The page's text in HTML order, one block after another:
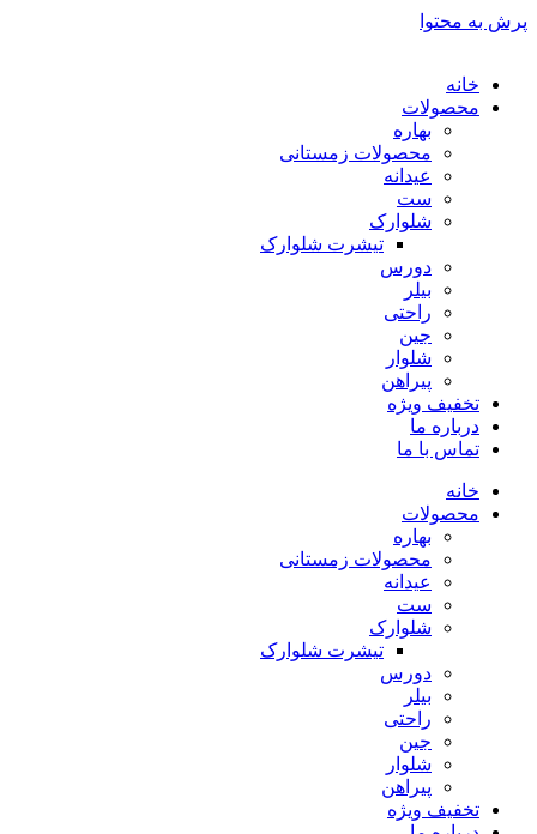
پرش به محتوا
خانه
محصولات
بهاره
محصولات زمستانی
عیدانه
ست
شلوارک
تیشرت شلوارک
دورس
بیلر
راحتی
جین
شلوار
پیراهن
تخفیف ویژه
درباره ما
تماس با ما
خانه
محصولات
بهاره
محصولات زمستانی
عیدانه
ست
شلوارک
تیشرت شلوارک
دورس
بیلر
راحتی
جین
شلوار
پیراهن
تخفیف ویژه